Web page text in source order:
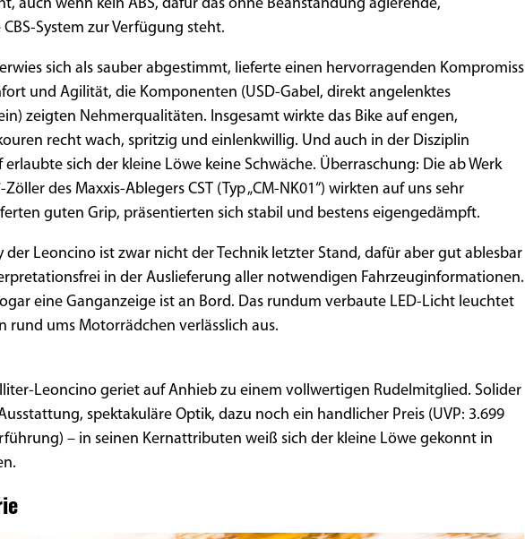
auch wenn kein ABS, dafür das ohne Beanstandung agierende,
System zur Verfügung steht.
sich als sauber abgestimmt, lieferte einen hervorragenden Kompromiss
und Agilität, die Komponenten (USD-Gabel, direkt angelenktes
zeigten Nehmerqualitäten. Insgesamt wirkte das Bike auf engen,
recht wach, spritzig und einlenkwillig. Und auch in der Disziplin
erlaubte sich der kleine Löwe keine Schwäche. Überraschung: Die ab Werk
des Maxxis-Ablegers CST (Typ „CM-NK01“) wirkten auf uns sehr
guten Grip, präsentierten sich stabil und bestens eigengedämpft.
der Leoncino ist zwar nicht der Technik letzter Stand, dafür aber gut ablesbar
in der Auslieferung aller notwendigen Fahrzeuginformationen.
eine Ganganzeige ist an Bord. Das rundum verbaute LED-Licht leuchtet
rund ums Motorrädchen verlässlich aus.
Leoncino geriet auf Anhieb zu einem vollwertigen Rudelmitglied. Solider
spektakuläre Optik, dazu noch ein handlicher Preis (UVP: 3.699
– in seinen Kernattributen weiß sich der kleine Löwe gekonnt in